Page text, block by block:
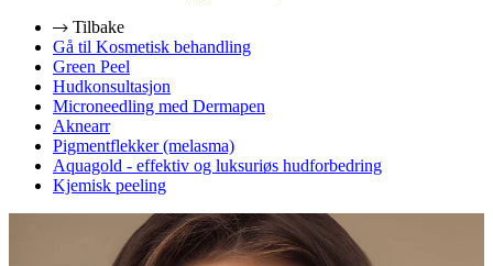
Tilbake
Gå til Kosmetisk behandling
Green Peel
Hudkonsultasjon
Microneedling med Dermapen
Aknearr
Pigmentflekker (melasma)
Aquagold - effektiv og luksuriøs hudforbedring
Kjemisk peeling